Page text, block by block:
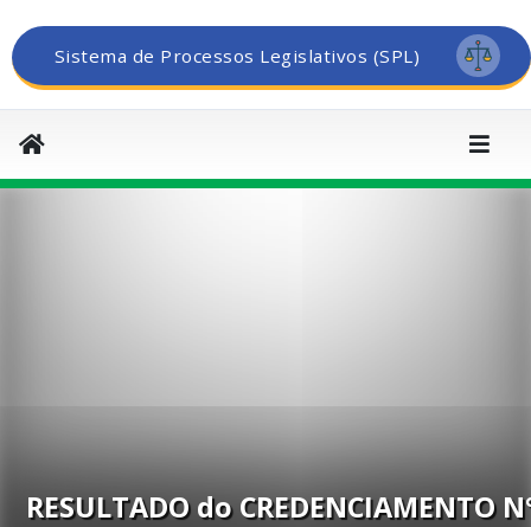
Sistema de Processos Legislativos (SPL)
RESULTADO do CREDENCIAMENTO